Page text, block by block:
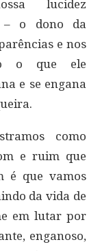
lucidez
– o dono da
e nos
o que ele
e se engana
como
e ruim que
é que vamos
da vida de
em lutar por
enganoso,